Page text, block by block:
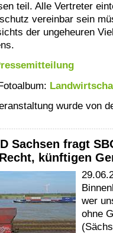
teil. Alle Vertreter
vereinbar sein
der ungeheuren
wurde von
Sachsen fragt
künftigen
wer
ohne